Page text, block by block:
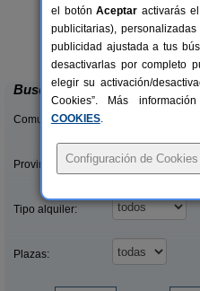
Finca Es
Son Macià
Buscar
Comunidades:
Provincias/Islas:
Tipo alquiler:
Plazas:
el botónAceptar activarás
publicitarias),
publicidad ajustada a tus
desactivarlas por completo
elegir su activación/
Cookies”. Más
COOKIES.